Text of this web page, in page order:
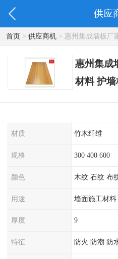
供应
首页> 供应商机> 惠州集成墙板厂
惠州集成
材料 护墙
材质 竹木纤维
规格 300 400 600
颜色 木纹 石纹 布
用途 墙面施工材料
厚度 9
特征 防火 防潮 防